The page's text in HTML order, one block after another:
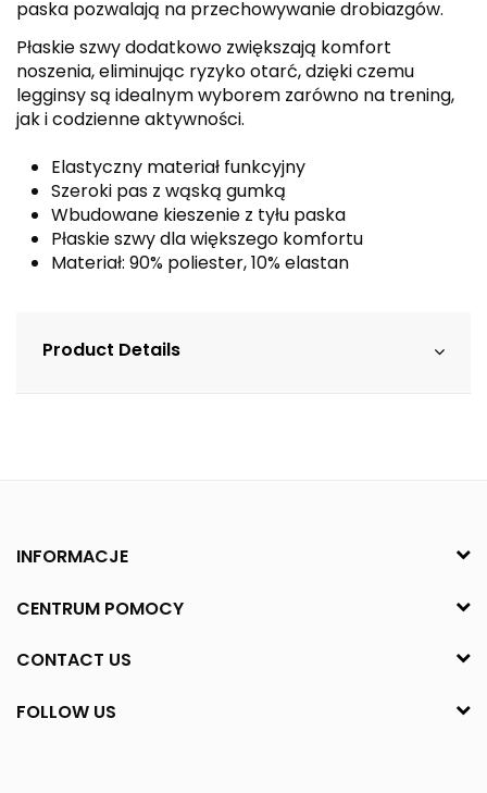
paska pozwalają na przechowywanie drobiazgów.
Płaskie szwy dodatkowo zwiększają komfort
noszenia, eliminując ryzyko otarć, dzięki czemu
legginsy są idealnym wyborem zarówno na trening,
jak i codzienne aktywności.
Elastyczny materiał funkcyjny
Szeroki pas z wąską gumką
Wbudowane kieszenie z tyłu paska
Płaskie szwy dla większego komfortu
Materiał: 90% poliester, 10% elastan
Product Details
INFORMACJE
CENTRUM POMOCY
CONTACT US
FOLLOW US